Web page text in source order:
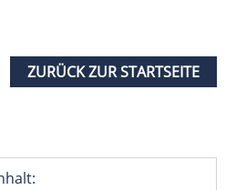
ZURÜCK ZUR STARTSEITE